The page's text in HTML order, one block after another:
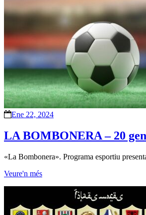
Ene 22, 2024
LA BOMBONERA – 20
«La Bombonera». Programa esportiu
Veure'n més